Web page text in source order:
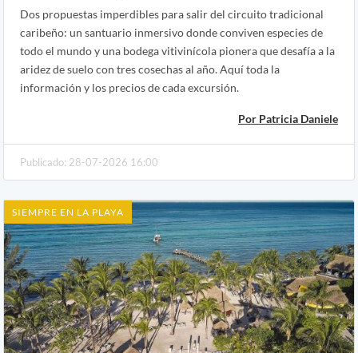
Dos propuestas imperdibles para salir del circuito tradicional
caribeño: un santuario inmersivo donde conviven especies de
todo el mundo y una bodega vitivinícola pionera que desafía a la
aridez de suelo con tres cosechas al año. Aquí toda la
información y los precios de cada excursión.
Por Patricia Daniele
Publicado: 28-07-2026 16:00
SIEMPRE EN LA PLAYA